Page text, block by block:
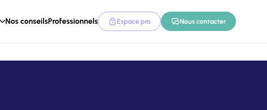
Nos conseilsProfessionnels Espace pro Nous contacter